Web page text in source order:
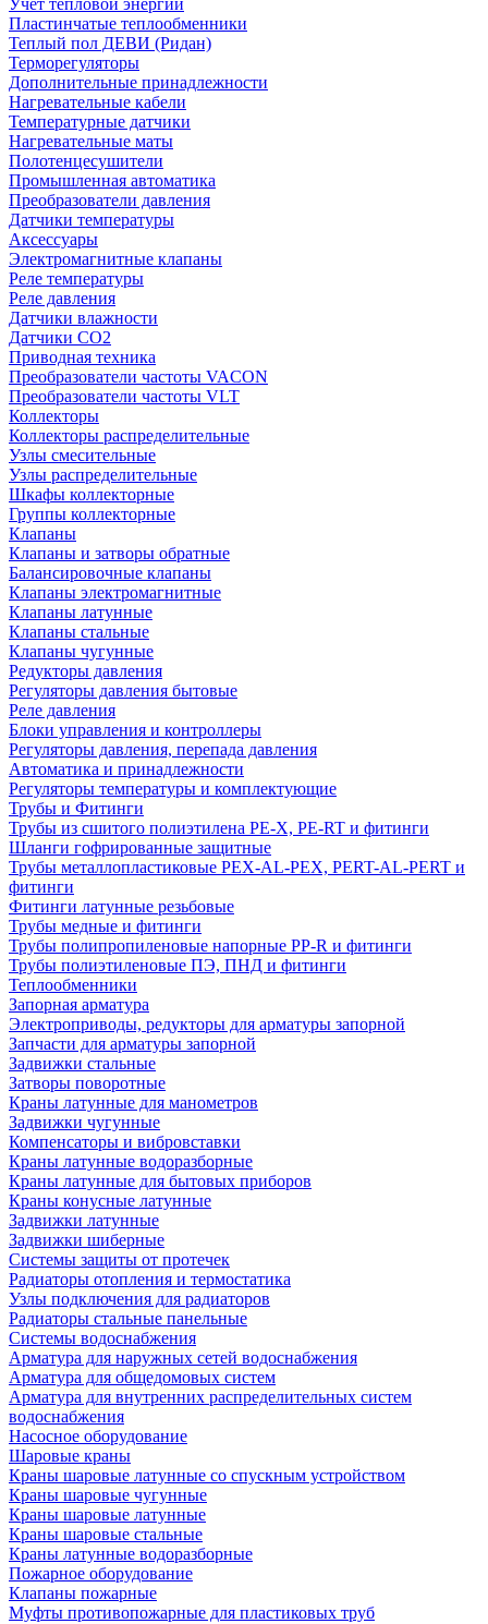
Учёт тепловой энергии
Пластинчатые теплообменники
Теплый пол ДЕВИ (Ридан)
Терморегуляторы
Дополнительные принадлежности
Нагревательные кабели
Температурные датчики
Нагревательные маты
Полотенцесушители
Промышленная автоматика
Преобразователи давления
Датчики температуры
Аксессуары
Электромагнитные клапаны
Реле температуры
Реле давления
Датчики влажности
Датчики CO2
Приводная техника
Преобразователи частоты VACON
Преобразователи частоты VLT
Коллекторы
Коллекторы распределительные
Узлы смесительные
Узлы распределительные
Шкафы коллекторные
Группы коллекторные
Клапаны
Клапаны и затворы обратные
Балансировочные клапаны
Клапаны электромагнитные
Клапаны латунные
Клапаны стальные
Клапаны чугунные
Редукторы давления
Регуляторы давления бытовые
Реле давления
Блоки управления и контроллеры
Регуляторы давления, перепада давления
Автоматика и принадлежности
Регуляторы температуры и комплектующие
Трубы и Фитинги
Трубы из сшитого полиэтилена PE-X, PE-RT и фитинги
Шланги гофрированные защитные
Трубы металлопластиковые PEX-AL-PEX, PERT-AL-PERT и
фитинги
Фитинги латунные резьбовые
Трубы медные и фитинги
Трубы полипропиленовые напорные PP-R и фитинги
Трубы полиэтиленовые ПЭ, ПНД и фитинги
Теплообменники
Запорная арматура
Электроприводы, редукторы для арматуры запорной
Запчасти для арматуры запорной
Задвижки стальные
Затворы поворотные
Краны латунные для манометров
Задвижки чугунные
Компенсаторы и вибровставки
Краны латунные водоразборные
Краны латунные для бытовых приборов
Краны конусные латунные
Задвижки латунные
Задвижки шиберные
Системы защиты от протечек
Радиаторы отопления и термостатика
Узлы подключения для радиаторов
Радиаторы стальные панельные
Системы водоснабжения
Арматура для наружных сетей водоснабжения
Арматура для общедомовых систем
Арматура для внутренних распределительных систем
водоснабжения
Насосное оборудование
Шаровые краны
Краны шаровые латунные со спускным устройством
Краны шаровые чугунные
Краны шаровые латунные
Краны шаровые стальные
Краны латунные водоразборные
Пожарное оборудование
Клапаны пожарные
Муфты противопожарные для пластиковых труб